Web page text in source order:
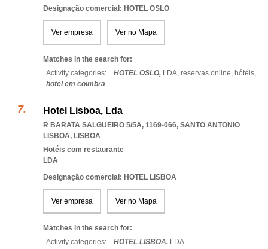
Designação comercial: HOTEL OSLO
Ver empresa Ver no Mapa
Matches in the search for:
Activity categories: ...HOTEL OSLO, LDA, reservas online, hóteis,
hotel em coimbra...
Hotel Lisboa, Lda
R BARATA SALGUEIRO 5/5A, 1169-066, SANTO ANTONIO
LISBOA, LISBOA
Hotéis com restaurante
LDA
Designação comercial: HOTEL LISBOA
Ver empresa Ver no Mapa
Matches in the search for:
Activity categories: ...HOTEL LISBOA, LDA...